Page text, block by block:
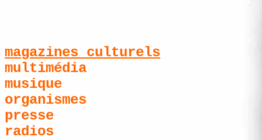
magazines culturels
multimédia
musique
organismes
presse
radios